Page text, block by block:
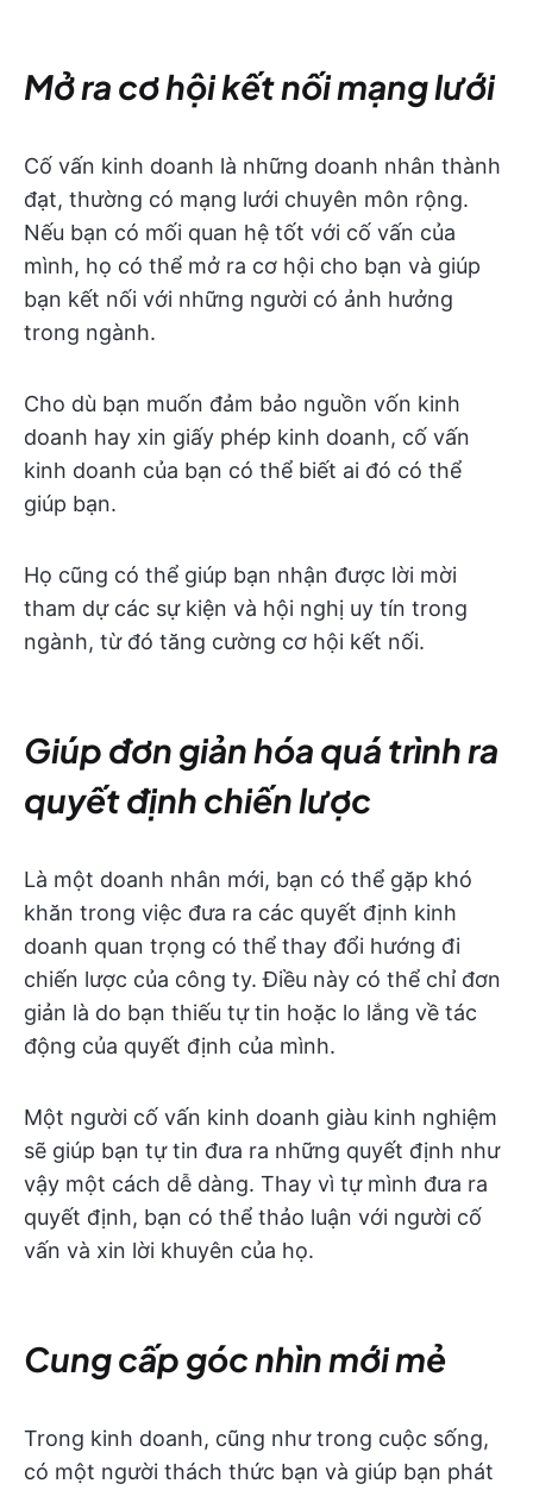
Mở ra cơ hội kết nối mạng lưới
Cố vấn kinh doanh là những doanh nhân thành
đạt, thường có mạng lưới chuyên môn rộng.
Nếu bạn có mối quan hệ tốt với cố vấn của
mình, họ có thể mở ra cơ hội cho bạn và giúp
bạn kết nối với những người có ảnh hưởng
trong ngành.
Cho dù bạn muốn đảm bảo nguồn vốn kinh
doanh hay xin giấy phép kinh doanh, cố vấn
kinh doanh của bạn có thể biết ai đó có thể
giúp bạn.
Họ cũng có thể giúp bạn nhận được lời mời
tham dự các sự kiện và hội nghị uy tín trong
ngành, từ đó tăng cường cơ hội kết nối.
Giúp đơn giản hóa quá trình ra
quyết định chiến lược
Là một doanh nhân mới, bạn có thể gặp khó
khăn trong việc đưa ra các quyết định kinh
doanh quan trọng có thể thay đổi hướng đi
chiến lược của công ty. Điều này có thể chỉ đơn
giản là do bạn thiếu tự tin hoặc lo lắng về tác
động của quyết định của mình.
Một người cố vấn kinh doanh giàu kinh nghiệm
sẽ giúp bạn tự tin đưa ra những quyết định như
vậy một cách dễ dàng. Thay vì tự mình đưa ra
quyết định, bạn có thể thảo luận với người cố
vấn và xin lời khuyên của họ.
Cung cấp góc nhìn mới mẻ
Trong kinh doanh, cũng như trong cuộc sống,
có một người thách thức bạn và giúp bạn phát